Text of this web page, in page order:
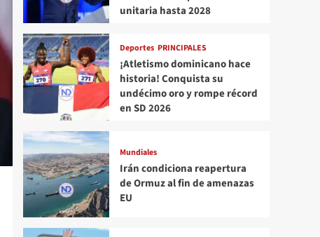
unitaria hasta 2028
Deportes PRINCIPALES
¡Atletismo dominicano hace
historia! Conquista su
undécimo oro y rompe récord
en SD 2026
Mundiales
Irán condiciona reapertura
de Ormuz al fin de amenazas
EU